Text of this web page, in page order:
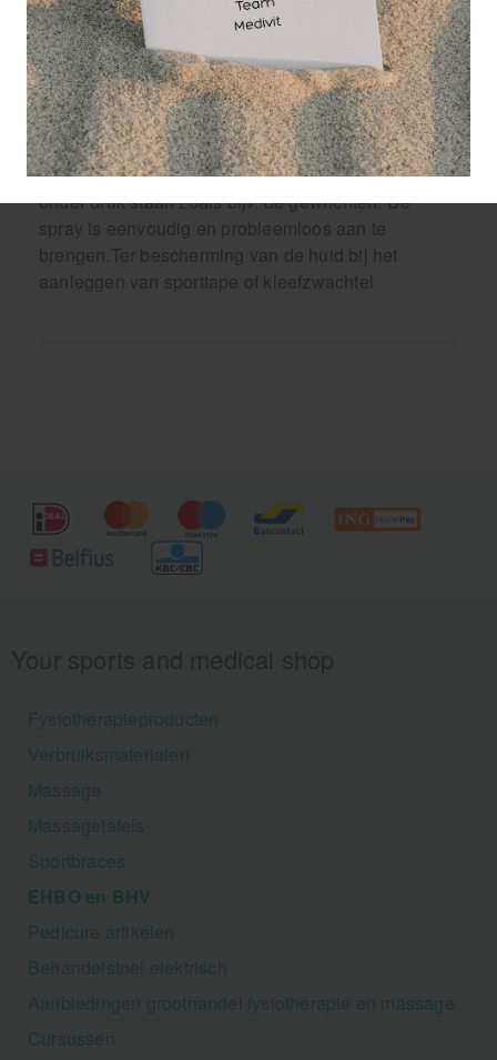
De sneldrogende film beschermt de wond tegen
contaminatie van bacteriën en vloeistoffen. De film
kan op alle oppervlakkige wonden worden
toegepast. De film is waterdicht waardoor de huid
gewassen kan worden zonder dat de film of de
wond beschadigd wordt. De film is soepel en
elastisch en blijft intact over huidgedeelten die vaak
onder druk staan zoals bijv. de gewrichten. De
spray is eenvoudig en probleemloos aan te
brengen.Ter bescherming van de huid bij het
aanleggen van sporttape of kleefzwachtel
Fysiotherapieproducten
Verbruiksmaterialen
Massage
Massagetafels
Sportbraces
EHBO en BHV
Pedicure artikelen
Behandelstoel elektrisch
Aanbiedingen groothandel fysiotherapie en massage
Cursussen